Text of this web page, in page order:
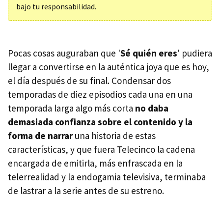
bajo tu responsabilidad.
Pocas cosas auguraban que 'Sé quién eres' pudiera
llegar a convertirse en la auténtica joya que es hoy,
el día después de su final. Condensar dos
temporadas de diez episodios cada una en una
temporada larga algo más corta no daba
demasiada confianza sobre el contenido y la
forma de narraruna historia de estas
características, y que fuera Telecinco la cadena
encargada de emitirla, más enfrascada en la
telerrealidad y la endogamia televisiva, terminaba
de lastrar a la serie antes de su estreno.